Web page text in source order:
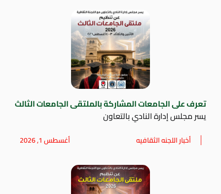
تعرف على الجامعات المشاركة بالملتقى الجامعات الثالث
يسر مجلس إدارة النادي بالتعاون
أخبار اللجنه الثقافيه أغسطس 1, 2026